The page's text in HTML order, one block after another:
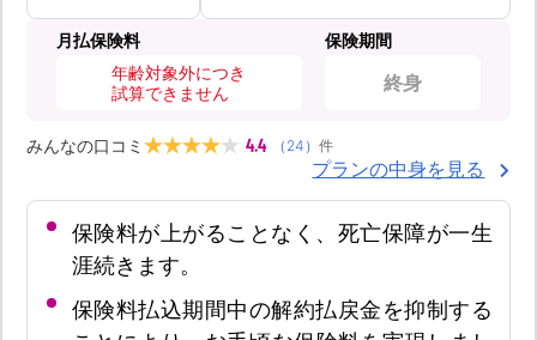
月払保険料
年齢対象外につき
試算できません
保険期間
終身
みんなの口コミ 4.4 （ 24 ） 件
プランの中身を見る
保険料が上がることなく、死亡保障が一生
涯続きます。
保険料払込期間中の解約払戻金を抑制する